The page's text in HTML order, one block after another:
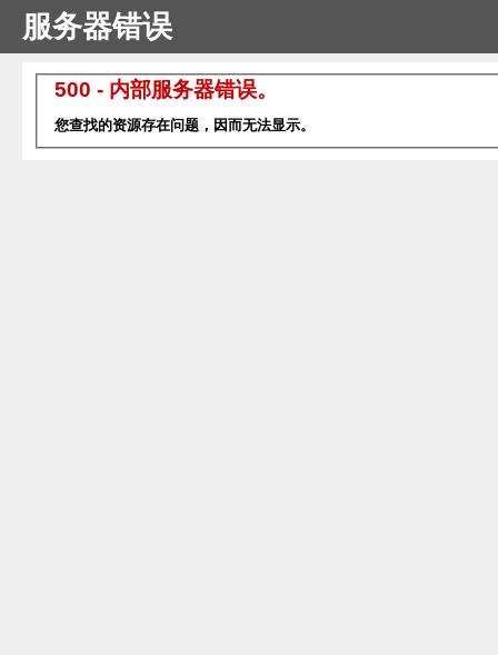
服务器错误
500 - 内部服务器错误。
您查找的资源存在问题，因而无法显示。